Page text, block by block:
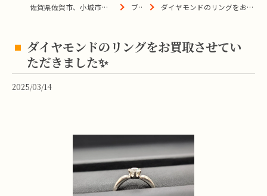
佐賀県佐賀市、小城市、杵島郡の買取は宝の蔵へ ブログ ダイヤモンドのリングをお買取させていただきました✨
ダイヤモンドのリングをお買取させてい
ただきました✨
2025/03/14